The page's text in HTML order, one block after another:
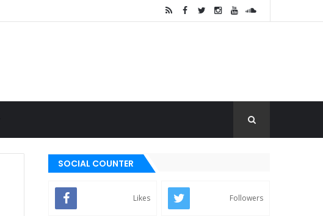
SOCIAL COUNTER
Likes Followers